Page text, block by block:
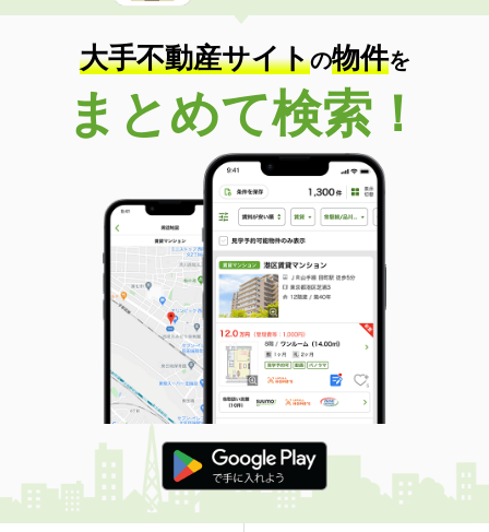
大手不動産サイトの物件を
まとめて検索！